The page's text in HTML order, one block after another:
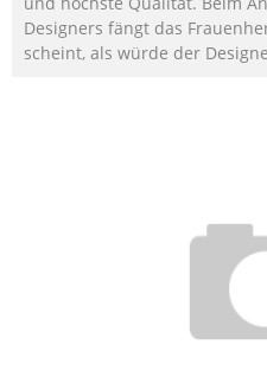
Designers fängt das
scheint, als würde der